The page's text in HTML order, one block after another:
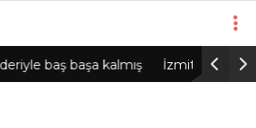
soruşturmasında ‘rüşvet’
görüntüler dosyaya girdi